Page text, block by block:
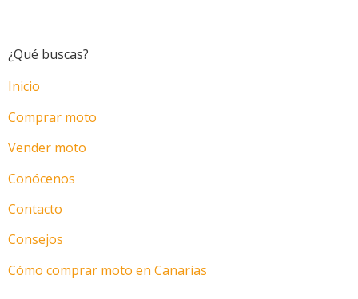
¿Qué buscas?
Inicio
Comprar moto
Vender moto
Conócenos
Contacto
Consejos
Cómo comprar moto en Canarias